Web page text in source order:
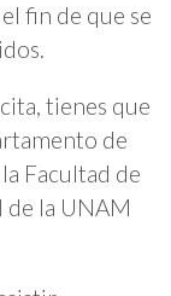
fin de que se
tienes que
de
Facultad de
de la UNAM